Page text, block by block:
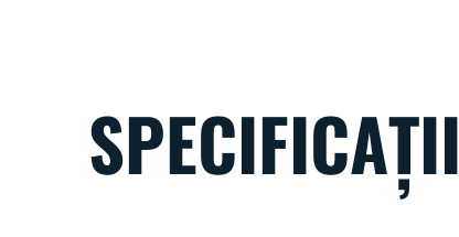
SPECIFICAȚII